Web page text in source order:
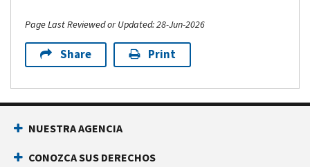
Page Last Reviewed or Updated: 28-Jun-2026
Share Print
NUESTRA AGENCIA
CONOZCA SUS DERECHOS